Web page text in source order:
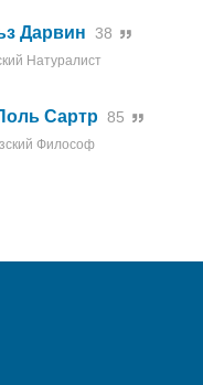
Дарвин 38
Натуралист
Сартр 85
Философ